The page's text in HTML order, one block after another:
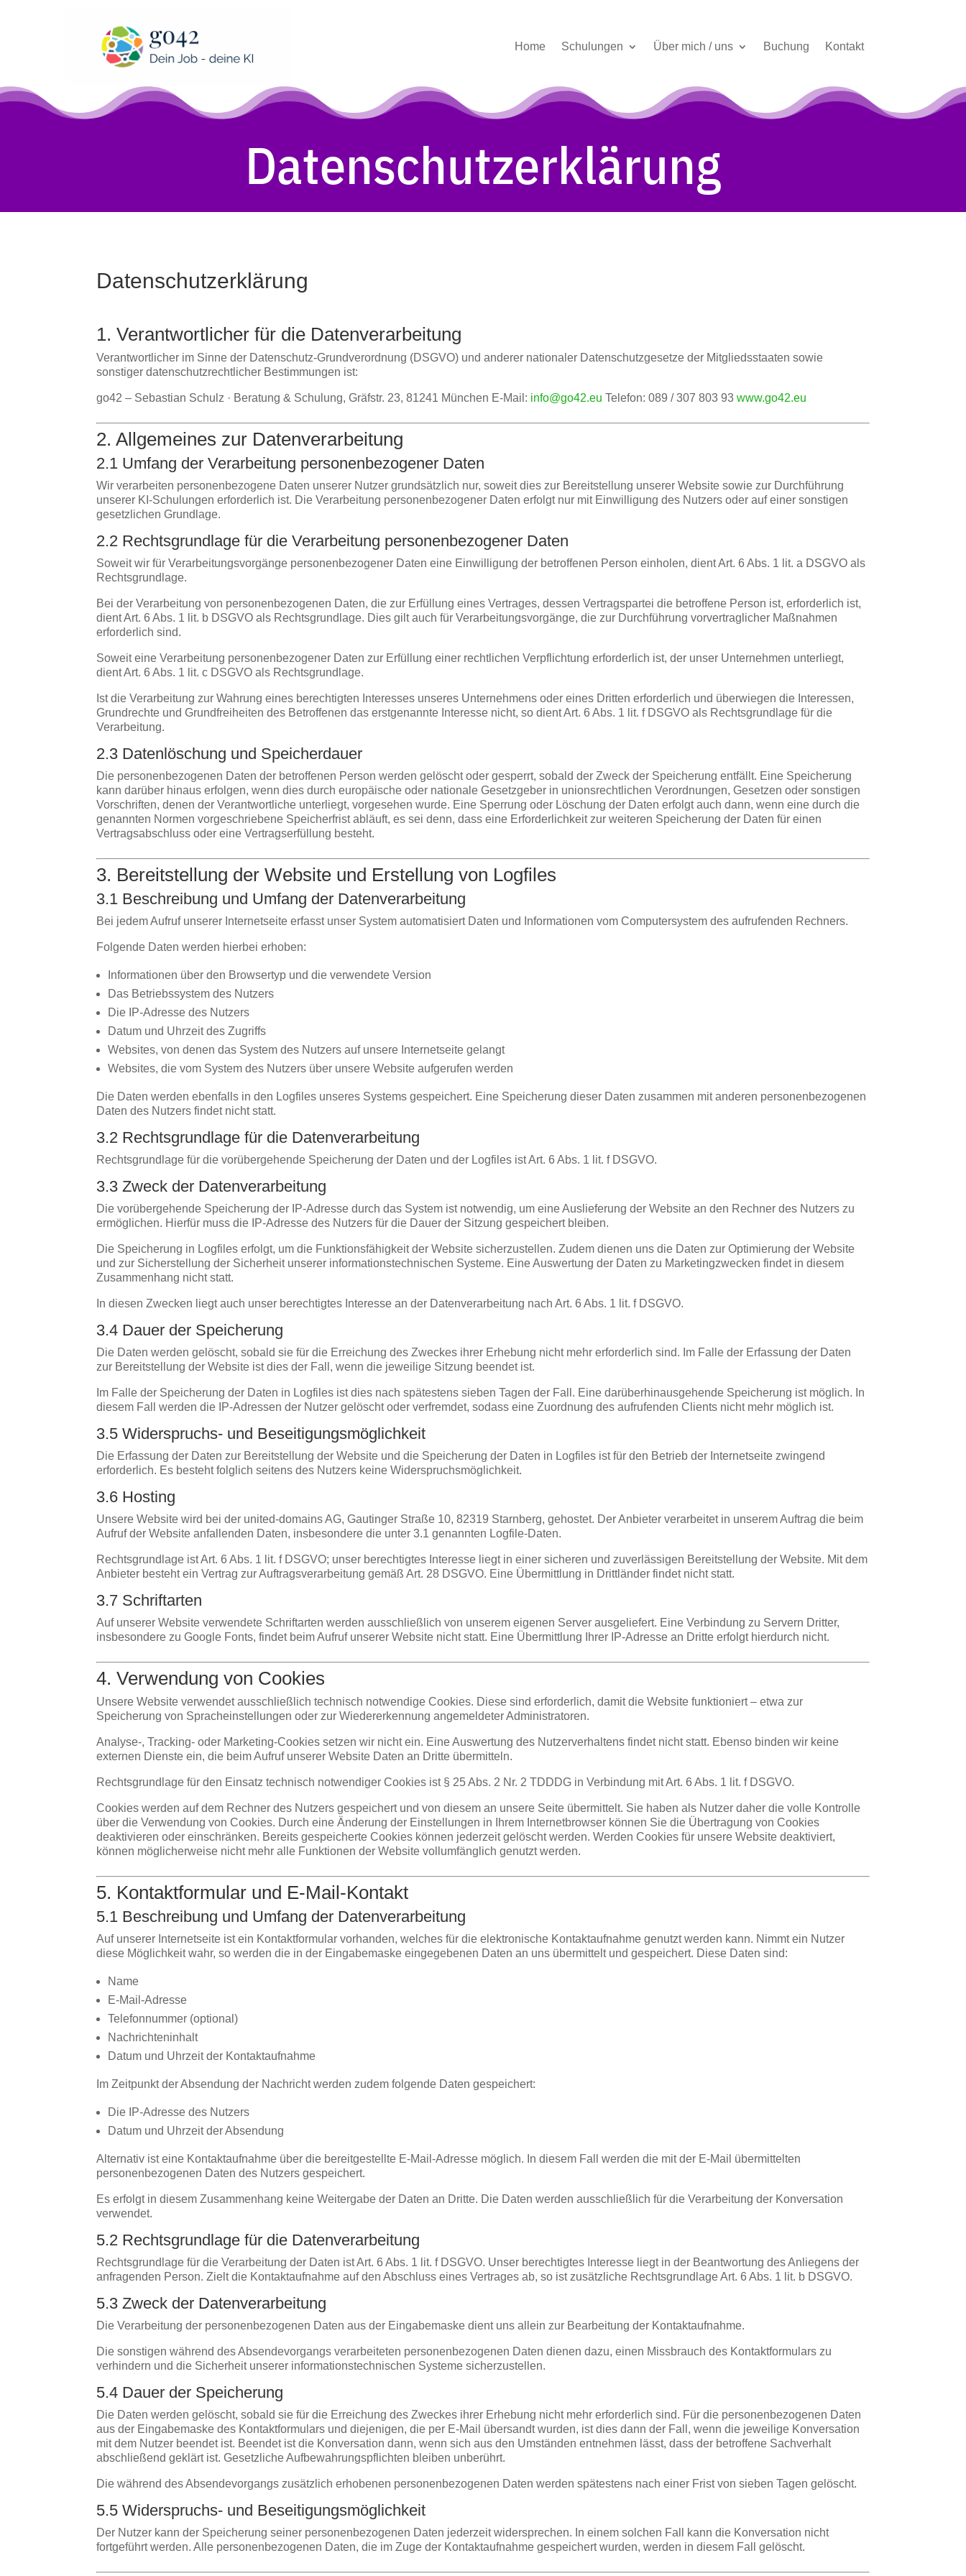
Home Schulungen Über mich / uns Buchung Kontakt
Datenschutzerklärung
Datenschutzerklärung
1. Verantwortlicher für die Datenverarbeitung
Verantwortlicher im Sinne der Datenschutz-Grundverordnung (DSGVO) und anderer nationaler Datenschutzgesetze der Mitgliedsstaaten sowie
sonstiger datenschutzrechtlicher Bestimmungen ist:
go42 – Sebastian Schulz · Beratung & Schulung, Gräfstr. 23, 81241 München E-Mail: info@go42.eu Telefon: 089 / 307 803 93www.go42.eu
2. Allgemeines zur Datenverarbeitung
2.1 Umfang der Verarbeitung personenbezogener Daten
Wir verarbeiten personenbezogene Daten unserer Nutzer grundsätzlich nur, soweit dies zur Bereitstellung unserer Website sowie zur Durchführung
unserer KI-Schulungen erforderlich ist. Die Verarbeitung personenbezogener Daten erfolgt nur mit Einwilligung des Nutzers oder auf einer sonstigen
gesetzlichen Grundlage.
2.2 Rechtsgrundlage für die Verarbeitung personenbezogener Daten
Soweit wir für Verarbeitungsvorgänge personenbezogener Daten eine Einwilligung der betroffenen Person einholen, dient Art. 6 Abs. 1 lit. a DSGVO als
Rechtsgrundlage.
Bei der Verarbeitung von personenbezogenen Daten, die zur Erfüllung eines Vertrages, dessen Vertragspartei die betroffene Person ist, erforderlich ist,
dient Art. 6 Abs. 1 lit. b DSGVO als Rechtsgrundlage. Dies gilt auch für Verarbeitungsvorgänge, die zur Durchführung vorvertraglicher Maßnahmen
erforderlich sind.
Soweit eine Verarbeitung personenbezogener Daten zur Erfüllung einer rechtlichen Verpflichtung erforderlich ist, der unser Unternehmen unterliegt,
dient Art. 6 Abs. 1 lit. c DSGVO als Rechtsgrundlage.
Ist die Verarbeitung zur Wahrung eines berechtigten Interesses unseres Unternehmens oder eines Dritten erforderlich und überwiegen die Interessen,
Grundrechte und Grundfreiheiten des Betroffenen das erstgenannte Interesse nicht, so dient Art. 6 Abs. 1 lit. f DSGVO als Rechtsgrundlage für die
Verarbeitung.
2.3 Datenlöschung und Speicherdauer
Die personenbezogenen Daten der betroffenen Person werden gelöscht oder gesperrt, sobald der Zweck der Speicherung entfällt. Eine Speicherung
kann darüber hinaus erfolgen, wenn dies durch europäische oder nationale Gesetzgeber in unionsrechtlichen Verordnungen, Gesetzen oder sonstigen
Vorschriften, denen der Verantwortliche unterliegt, vorgesehen wurde. Eine Sperrung oder Löschung der Daten erfolgt auch dann, wenn eine durch die
genannten Normen vorgeschriebene Speicherfrist abläuft, es sei denn, dass eine Erforderlichkeit zur weiteren Speicherung der Daten für einen
Vertragsabschluss oder eine Vertragserfüllung besteht.
3. Bereitstellung der Website und Erstellung von Logfiles
3.1 Beschreibung und Umfang der Datenverarbeitung
Bei jedem Aufruf unserer Internetseite erfasst unser System automatisiert Daten und Informationen vom Computersystem des aufrufenden Rechners.
Folgende Daten werden hierbei erhoben:
Informationen über den Browsertyp und die verwendete Version
Das Betriebssystem des Nutzers
Die IP-Adresse des Nutzers
Datum und Uhrzeit des Zugriffs
Websites, von denen das System des Nutzers auf unsere Internetseite gelangt
Websites, die vom System des Nutzers über unsere Website aufgerufen werden
Die Daten werden ebenfalls in den Logfiles unseres Systems gespeichert. Eine Speicherung dieser Daten zusammen mit anderen personenbezogenen
Daten des Nutzers findet nicht statt.
3.2 Rechtsgrundlage für die Datenverarbeitung
Rechtsgrundlage für die vorübergehende Speicherung der Daten und der Logfiles ist Art. 6 Abs. 1 lit. f DSGVO.
3.3 Zweck der Datenverarbeitung
Die vorübergehende Speicherung der IP-Adresse durch das System ist notwendig, um eine Auslieferung der Website an den Rechner des Nutzers zu
ermöglichen. Hierfür muss die IP-Adresse des Nutzers für die Dauer der Sitzung gespeichert bleiben.
Die Speicherung in Logfiles erfolgt, um die Funktionsfähigkeit der Website sicherzustellen. Zudem dienen uns die Daten zur Optimierung der Website
und zur Sicherstellung der Sicherheit unserer informationstechnischen Systeme. Eine Auswertung der Daten zu Marketingzwecken findet in diesem
Zusammenhang nicht statt.
In diesen Zwecken liegt auch unser berechtigtes Interesse an der Datenverarbeitung nach Art. 6 Abs. 1 lit. f DSGVO.
3.4 Dauer der Speicherung
Die Daten werden gelöscht, sobald sie für die Erreichung des Zweckes ihrer Erhebung nicht mehr erforderlich sind. Im Falle der Erfassung der Daten
zur Bereitstellung der Website ist dies der Fall, wenn die jeweilige Sitzung beendet ist.
Im Falle der Speicherung der Daten in Logfiles ist dies nach spätestens sieben Tagen der Fall. Eine darüberhinausgehende Speicherung ist möglich. In
diesem Fall werden die IP-Adressen der Nutzer gelöscht oder verfremdet, sodass eine Zuordnung des aufrufenden Clients nicht mehr möglich ist.
3.5 Widerspruchs- und Beseitigungsmöglichkeit
Die Erfassung der Daten zur Bereitstellung der Website und die Speicherung der Daten in Logfiles ist für den Betrieb der Internetseite zwingend
erforderlich. Es besteht folglich seitens des Nutzers keine Widerspruchsmöglichkeit.
3.6 Hosting
Unsere Website wird bei der united-domains AG, Gautinger Straße 10, 82319 Starnberg, gehostet. Der Anbieter verarbeitet in unserem Auftrag die beim
Aufruf der Website anfallenden Daten, insbesondere die unter 3.1 genannten Logfile-Daten.
Rechtsgrundlage ist Art. 6 Abs. 1 lit. f DSGVO; unser berechtigtes Interesse liegt in einer sicheren und zuverlässigen Bereitstellung der Website. Mit dem
Anbieter besteht ein Vertrag zur Auftragsverarbeitung gemäß Art. 28 DSGVO. Eine Übermittlung in Drittländer findet nicht statt.
3.7 Schriftarten
Auf unserer Website verwendete Schriftarten werden ausschließlich von unserem eigenen Server ausgeliefert. Eine Verbindung zu Servern Dritter,
insbesondere zu Google Fonts, findet beim Aufruf unserer Website nicht statt. Eine Übermittlung Ihrer IP-Adresse an Dritte erfolgt hierdurch nicht.
4. Verwendung von Cookies
Unsere Website verwendet ausschließlich technisch notwendige Cookies. Diese sind erforderlich, damit die Website funktioniert – etwa zur
Speicherung von Spracheinstellungen oder zur Wiedererkennung angemeldeter Administratoren.
Analyse-, Tracking- oder Marketing-Cookies setzen wir nicht ein. Eine Auswertung des Nutzerverhaltens findet nicht statt. Ebenso binden wir keine
externen Dienste ein, die beim Aufruf unserer Website Daten an Dritte übermitteln.
Rechtsgrundlage für den Einsatz technisch notwendiger Cookies ist § 25 Abs. 2 Nr. 2 TDDDG in Verbindung mit Art. 6 Abs. 1 lit. f DSGVO.
Cookies werden auf dem Rechner des Nutzers gespeichert und von diesem an unsere Seite übermittelt. Sie haben als Nutzer daher die volle Kontrolle
über die Verwendung von Cookies. Durch eine Änderung der Einstellungen in Ihrem Internetbrowser können Sie die Übertragung von Cookies
deaktivieren oder einschränken. Bereits gespeicherte Cookies können jederzeit gelöscht werden. Werden Cookies für unsere Website deaktiviert,
können möglicherweise nicht mehr alle Funktionen der Website vollumfänglich genutzt werden.
5. Kontaktformular und E-Mail-Kontakt
5.1 Beschreibung und Umfang der Datenverarbeitung
Auf unserer Internetseite ist ein Kontaktformular vorhanden, welches für die elektronische Kontaktaufnahme genutzt werden kann. Nimmt ein Nutzer
diese Möglichkeit wahr, so werden die in der Eingabemaske eingegebenen Daten an uns übermittelt und gespeichert. Diese Daten sind:
Name
E-Mail-Adresse
Telefonnummer (optional)
Nachrichteninhalt
Datum und Uhrzeit der Kontaktaufnahme
Im Zeitpunkt der Absendung der Nachricht werden zudem folgende Daten gespeichert:
Die IP-Adresse des Nutzers
Datum und Uhrzeit der Absendung
Alternativ ist eine Kontaktaufnahme über die bereitgestellte E-Mail-Adresse möglich. In diesem Fall werden die mit der E-Mail übermittelten
personenbezogenen Daten des Nutzers gespeichert.
Es erfolgt in diesem Zusammenhang keine Weitergabe der Daten an Dritte. Die Daten werden ausschließlich für die Verarbeitung der Konversation
verwendet.
5.2 Rechtsgrundlage für die Datenverarbeitung
Rechtsgrundlage für die Verarbeitung der Daten ist Art. 6 Abs. 1 lit. f DSGVO. Unser berechtigtes Interesse liegt in der Beantwortung des Anliegens der
anfragenden Person. Zielt die Kontaktaufnahme auf den Abschluss eines Vertrages ab, so ist zusätzliche Rechtsgrundlage Art. 6 Abs. 1 lit. b DSGVO.
5.3 Zweck der Datenverarbeitung
Die Verarbeitung der personenbezogenen Daten aus der Eingabemaske dient uns allein zur Bearbeitung der Kontaktaufnahme.
Die sonstigen während des Absendevorgangs verarbeiteten personenbezogenen Daten dienen dazu, einen Missbrauch des Kontaktformulars zu
verhindern und die Sicherheit unserer informationstechnischen Systeme sicherzustellen.
5.4 Dauer der Speicherung
Die Daten werden gelöscht, sobald sie für die Erreichung des Zweckes ihrer Erhebung nicht mehr erforderlich sind. Für die personenbezogenen Daten
aus der Eingabemaske des Kontaktformulars und diejenigen, die per E-Mail übersandt wurden, ist dies dann der Fall, wenn die jeweilige Konversation
mit dem Nutzer beendet ist. Beendet ist die Konversation dann, wenn sich aus den Umständen entnehmen lässt, dass der betroffene Sachverhalt
abschließend geklärt ist. Gesetzliche Aufbewahrungspflichten bleiben unberührt.
Die während des Absendevorgangs zusätzlich erhobenen personenbezogenen Daten werden spätestens nach einer Frist von sieben Tagen gelöscht.
5.5 Widerspruchs- und Beseitigungsmöglichkeit
Der Nutzer kann der Speicherung seiner personenbezogenen Daten jederzeit widersprechen. In einem solchen Fall kann die Konversation nicht
fortgeführt werden. Alle personenbezogenen Daten, die im Zuge der Kontaktaufnahme gespeichert wurden, werden in diesem Fall gelöscht.